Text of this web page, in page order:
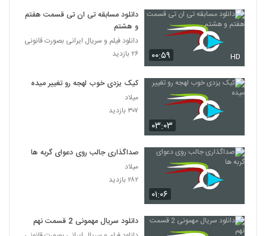
۰۰:۵۹ HD
دانلود مسابقه تی ان تی قسمت هفتم
و هشتم
دانلود فیلم و سریال ایرانی بصورت قانونی
۲۶ بازدید
۰۳:۰۳
کیک یزدی خوب لهجه رو تغییر میده
میلاد
۳۰۷ بازدید
۰۱:۰۶
صداگذاری جالب روی دعوای گربه ها
میلاد
۲۸۲ بازدید
دانلود سریال مهمونی 2 قسمت نهم